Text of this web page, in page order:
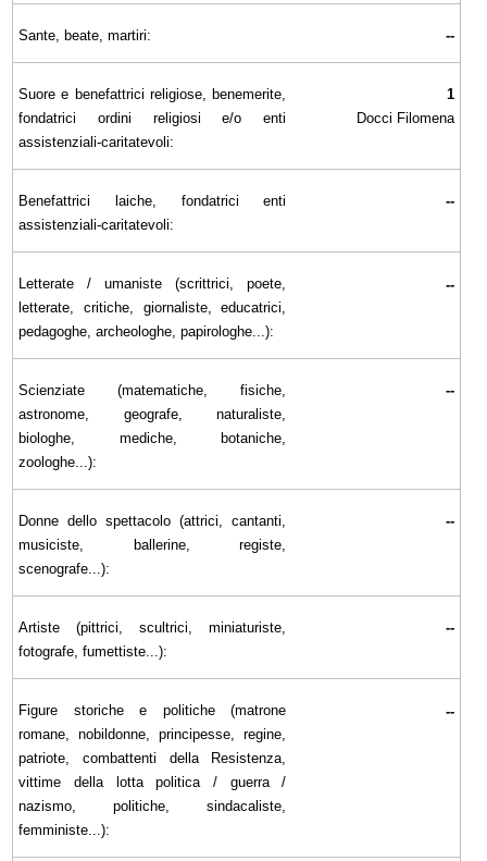
Sante, beate, martiri: --
Suore e benefattrici religiose, benemerite,
fondatrici ordini religiosi e/o enti
assistenziali-caritatevoli:
1
Docci Filomena
Benefattrici laiche, fondatrici enti
assistenziali-caritatevoli:
--
Letterate / umaniste (scrittrici, poete,
letterate, critiche, giornaliste, educatrici,
pedagoghe, archeologhe, papirologhe...):
--
Scienziate (matematiche, fisiche,
astronome, geografe, naturaliste,
biologhe, mediche, botaniche,
zoologhe...):
--
Donne dello spettacolo (attrici, cantanti,
musiciste, ballerine, registe,
scenografe...):
--
Artiste (pittrici, scultrici, miniaturiste,
fotografe, fumettiste...):
--
Figure storiche e politiche (matrone
romane, nobildonne, principesse, regine,
patriote, combattenti della Resistenza,
vittime della lotta politica / guerra /
nazismo, politiche, sindacaliste,
femministe...):
--